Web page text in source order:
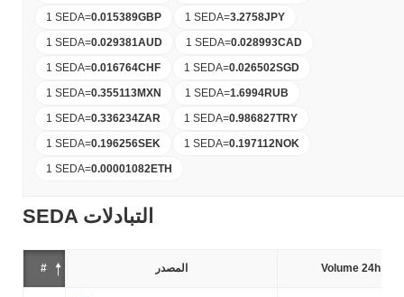
1 SEDA=0.015389GBP 1 SEDA=3.2758JPY
1 SEDA=0.029381AUD 1 SEDA=0.028993CAD
1 SEDA=0.016764CHF 1 SEDA=0.026502SGD
1 SEDA=0.355113MXN 1 SEDA=1.6994RUB
1 SEDA=0.336234ZAR 1 SEDA=0.986827TRY
1 SEDA=0.196256SEK 1 SEDA=0.197112NOK
1 SEDA=0.00001082ETH
SEDA التبادلات
# المصدر Volume 24h (%)